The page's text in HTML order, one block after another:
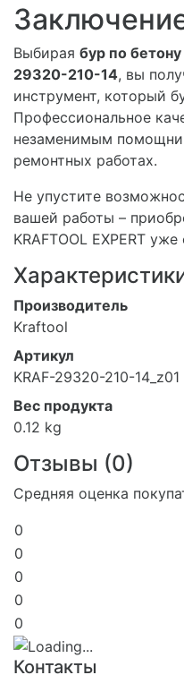
Выбирая бур по бетону
29320-210-14, вы
инструмент, который
Профессиональное
незаменимым
ремонтных работах.
Не упустите
вашей работы –
KRAFTOOL EXPERT уже
Производитель
Kraftool
Артикул
KRAF-29320-210-14_z01
Вес продукта
0.12 kg
Отзывы (0)
Средняя оценка
0
0
0
0
0
Контакты